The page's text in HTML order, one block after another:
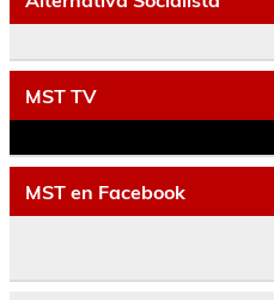
MST TV
MST en Facebook